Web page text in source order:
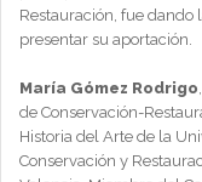
Restauración, fue dando
presentar su aportación.
María Gómez Rodrigo
de Conservación-
Historia del Arte de la
Conservación y